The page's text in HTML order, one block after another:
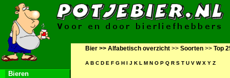
Bieren
Bier >> Alfabetisch overzicht >> Soorten >> Top
A B C D E F G H I J K L M N O P Q R S T U V W X Y Z